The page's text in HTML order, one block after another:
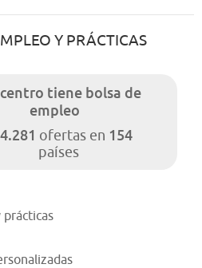
Y PRÁCTICAS
tiene bolsa de
empleo
ofertas en 154
países